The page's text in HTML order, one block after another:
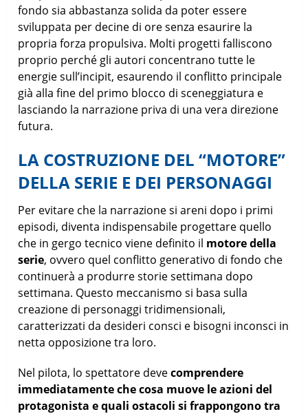
fondo sia abbastanza solida da poter essere
sviluppata per decine di ore senza esaurire la
propria forza propulsiva. Molti progetti falliscono
proprio perché gli autori concentrano tutte le
energie sull’incipit, esaurendo il conflitto principale
già alla fine del primo blocco di sceneggiatura e
lasciando la narrazione priva di una vera direzione
futura.
LA COSTRUZIONE DEL “MOTORE”
DELLA SERIE E DEI PERSONAGGI
Per evitare che la narrazione si areni dopo i primi
episodi, diventa indispensabile progettare quello
che in gergo tecnico viene definito il motore della
serie, ovvero quel conflitto generativo di fondo che
continuerà a produrre storie settimana dopo
settimana. Questo meccanismo si basa sulla
creazione di personaggi tridimensionali,
caratterizzati da desideri consci e bisogni inconsci in
netta opposizione tra loro.
Nel pilota, lo spettatore devecomprendere
immediatamente che cosa muove le azioni del
protagonista e quali ostacoli si frappongono tra